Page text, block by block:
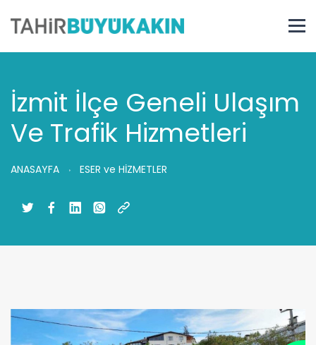
İzmit İlçe Geneli Ulaşım
Ve Trafik Hizmetleri
ANASAYFA ESER ve HİZMETLER